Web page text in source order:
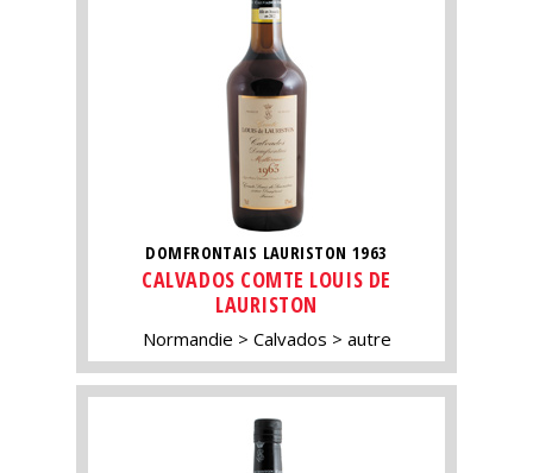
DOMFRONTAIS LAURISTON 1963
CALVADOS COMTE LOUIS DE
LAURISTON
Normandie Calvados autre